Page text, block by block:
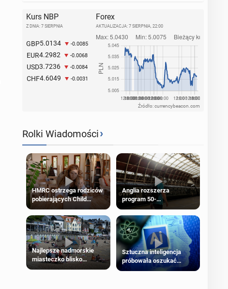
Kurs NBP
Z DNIA: 7 SIERPNIA
GBP5.0134 -0.0085
EUR4.2982 -0.0068
USD3.7236 -0.0084
CHF4.6049 -0.0031
Forex
AKTUALIZACJA: 7 SIERPNIA, 22:00
Źródło: currencybeacon.com
Rolki Wiadomości›
HMRC ostrzega rodziców
pobierających Child
Benefit. Mogą być
zobowiązani do zwrotu
zasiłku
Anglia rozszerza
program 50-
procentowych zniżek
kolejowych na 18-latków
Najlepsze nadmorskie
miasteczko blisko
Sztuczna inteligencja
próbowała oszukać
człowieka